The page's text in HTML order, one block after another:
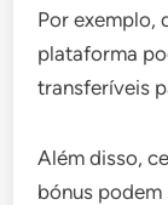
Por exemplo,
plataforma
transferíveis
Além disso,
bónus